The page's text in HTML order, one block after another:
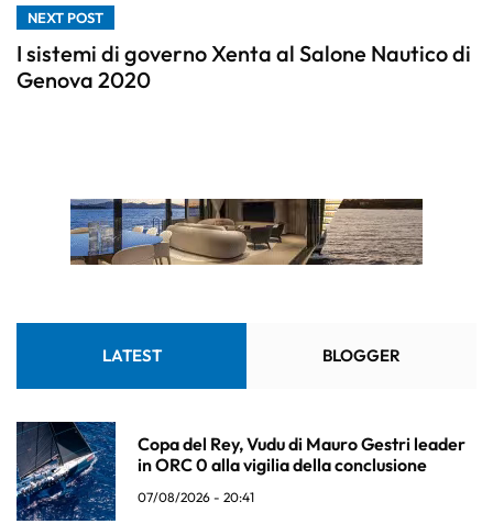
NEXT POST
I sistemi di governo Xenta al Salone Nautico di
Genova 2020
LATEST BLOGGER
Copa del Rey, Vudu di Mauro Gestri leader
in ORC 0 alla vigilia della conclusione
07/08/2026 - 20:41